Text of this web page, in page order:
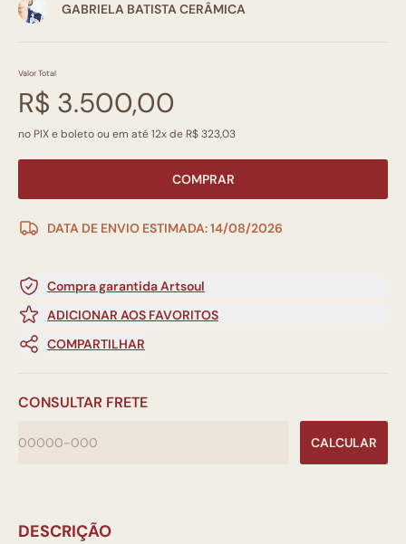
GABRIELA BATISTA CERÂMICA
Valor Total
R$ 3.500,00
no PIX e boleto ou em até 12x de R$ 323,03
COMPRAR
DATA DE ENVIO ESTIMADA: 14/08/2026
Compra garantida Artsoul
ADICIONAR AOS FAVORITOS
COMPARTILHAR
CONSULTAR FRETE
CALCULAR
DESCRIÇÃO